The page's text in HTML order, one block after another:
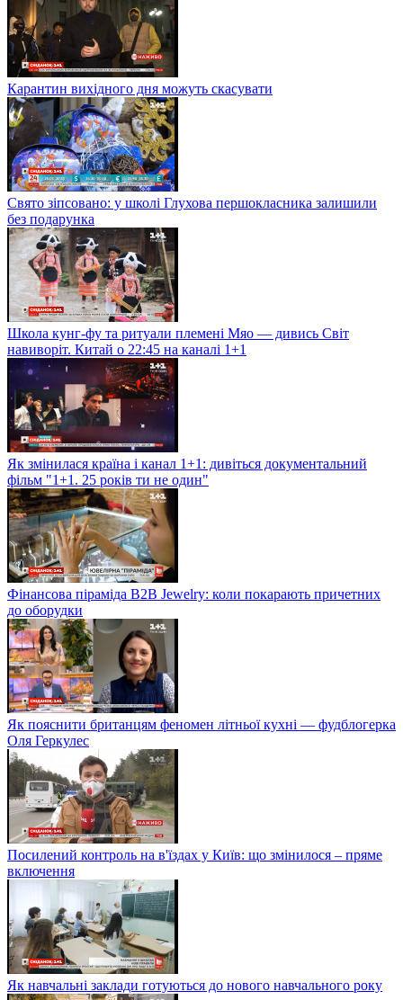
Карантин вихідного дня можуть скасувати
Свято зіпсовано: у школі Глухова першокласника залишили
без подарунка
Школа кунг-фу та ритуали племені Мяо — дивись Світ
навиворіт. Китай о 22:45 на каналі 1+1
Як змінилася країна і канал 1+1: дивіться документальний
фільм "1+1. 25 років ти не один"
Фінансова піраміда B2B Jewelry: коли покарають причетних
до оборудки
Як пояснити британцям феномен літньої кухні — фудблогерка
Оля Геркулес
Посилений контроль на в'їздах у Київ: що змінилося – пряме
включення
Як навчальні заклади готуються до нового навчального року